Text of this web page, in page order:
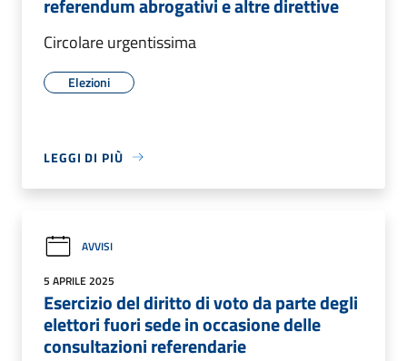
Circolare urgentissima
Elezioni
LEGGI DI PIÙ
AVVISI
5 APRILE 2025
Esercizio del diritto di voto da parte degli
elettori fuori sede in occasione delle
consultazioni referendarie